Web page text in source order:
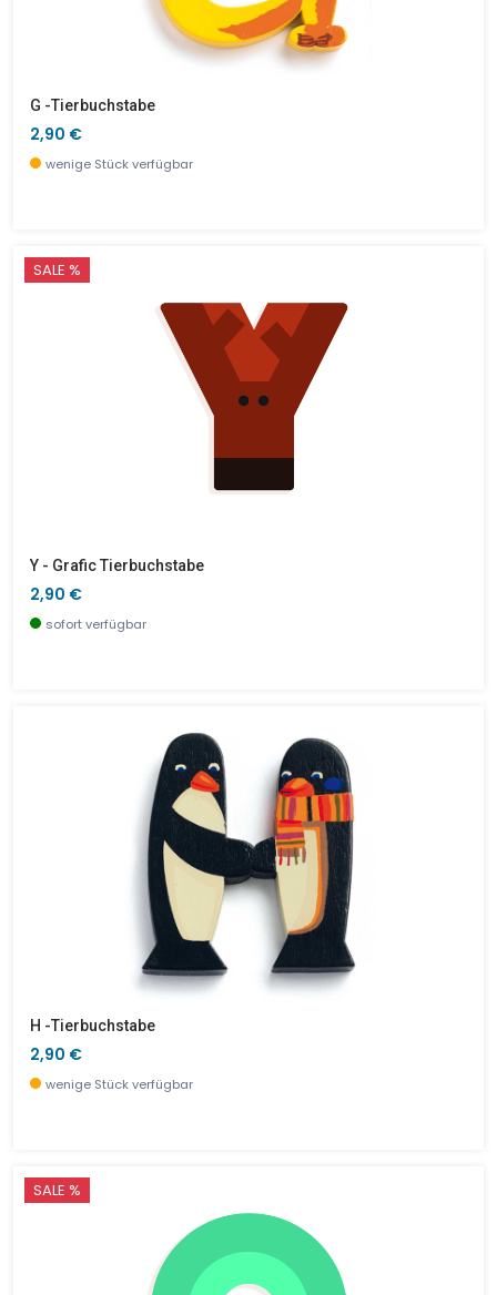
G -Tierbuchstabe
2,90 €
wenige Stück verfügbar
SALE %
Y - Grafic Tierbuchstabe
2,90 €
sofort verfügbar
H -Tierbuchstabe
2,90 €
wenige Stück verfügbar
SALE %